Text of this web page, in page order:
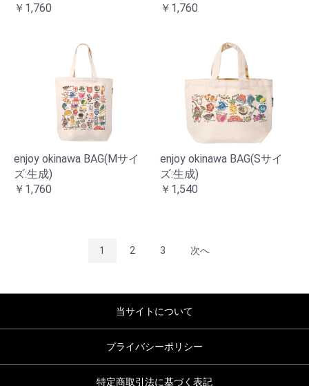
￥1,760
￥1,760
enjoy okinawa BAG(Mサイ
ズ:生成)
￥1,760
enjoy okinawa BAG(Sサイ
ズ:生成)
￥1,540
1 2 3 次へ
当サイトについて
プライバシーポリシー
特定商取引法に基づく表記